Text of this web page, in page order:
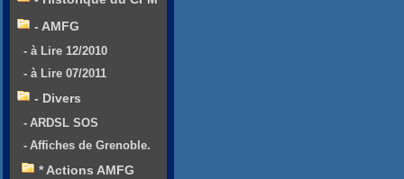
- AMFG
- à Lire 12/2010
- à Lire 07/2011
- Divers
- ARDSL SOS
- Affiches de Grenoble.
* Actions AMFG